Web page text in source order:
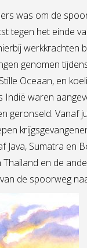
was om de
tegen het einde
werkkrachten
genomen
Oceaan, en
Indië waren
geronseld. Vanaf
Java, Sumatra en
en de
de spoorweg